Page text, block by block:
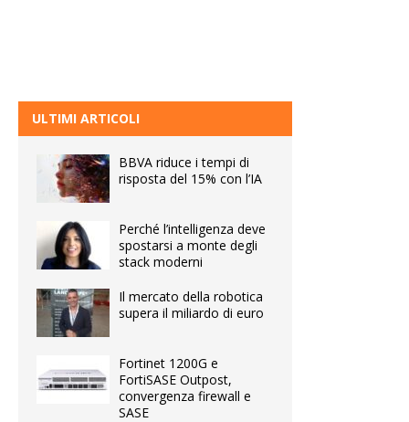
ULTIMI ARTICOLI
BBVA riduce i tempi di
risposta del 15% con l’IA
Perché l’intelligenza deve
spostarsi a monte degli
stack moderni
Il mercato della robotica
supera il miliardo di euro
Fortinet 1200G e
FortiSASE Outpost,
convergenza firewall e
SASE